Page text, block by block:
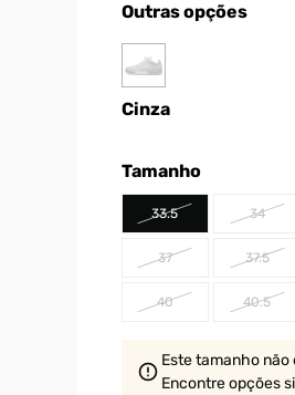
Outras opções
Cinza
Tamanho
33.5 34
37 37.5
40 40.5
Este tamanho não
Encontre opções